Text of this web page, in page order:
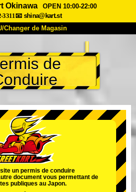
Okinawa
OPEN 10:00-22:00
3311📧 shina@kart.st
Changer de Magasin
Caractéristiques Tarifs
Avis FAQ
de Magasin
Tokyo Akihabara#1
Baie de Tokyo
de
un permis de conduire
document vous permettant de
publiques au Japon.